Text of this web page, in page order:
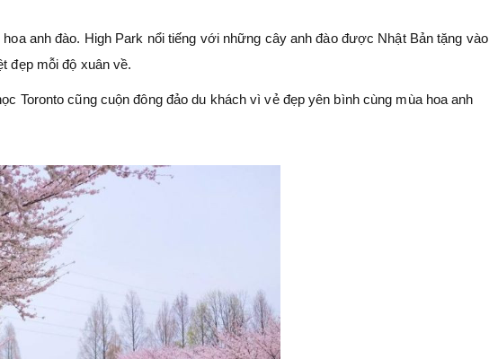
anh đào. High Park nổi tiếng với những cây anh đào được Nhật Bản tặng vào
đẹp mỗi độ xuân về.
Toronto cũng cuộn đông đảo du khách vì vẻ đẹp yên bình cùng mùa hoa anh